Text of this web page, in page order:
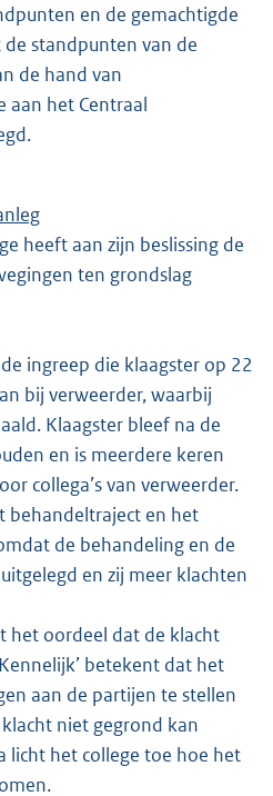
en de gemachtigde
standpunten van de
de hand van
aan het Centraal
heeft aan zijn beslissing de
ten grondslag
ingreep die klaagster op 22
bij verweerder, waarbij
Klaagster bleef na de
en is meerdere keren
collega’s van verweerder.
behandeltraject en het
de behandeling en de
en zij meer klachten
oordeel dat de klacht
betekent dat het
aan de partijen te stellen
niet gegrond kan
licht het college toe hoe het